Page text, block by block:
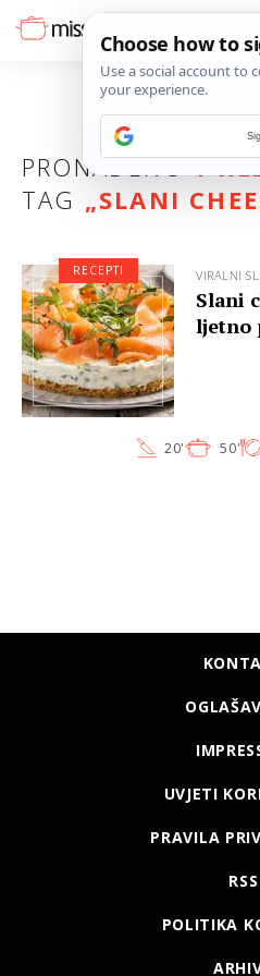
PRONAĐENO1
TAG „SLANI
VIRALNI
Slani
ljetno
20' 50'
RECEPTI
UVJETI
PRAVILA
RSS
POLITIKA